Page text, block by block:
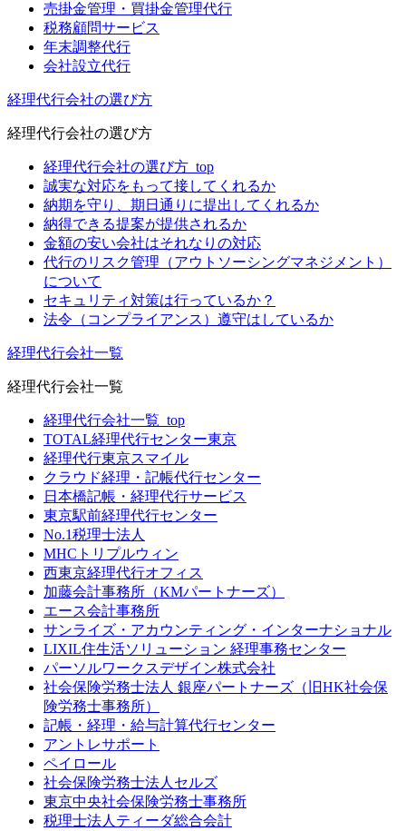
売掛金管理・買掛金管理代行
税務顧問サービス
年末調整代行
会社設立代行
経理代行会社の選び方
経理代行会社の選び方
経理代行会社の選び方_top
誠実な対応をもって接してくれるか
納期を守り、期日通りに提出してくれるか
納得できる提案が提供されるか
金額の安い会社はそれなりの対応
代行のリスク管理（アウトソーシングマネジメント）
について
セキュリティ対策は行っているか？
法令（コンプライアンス）遵守はしているか
経理代行会社一覧
経理代行会社一覧
経理代行会社一覧_top
TOTAL経理代行センター東京
経理代行東京スマイル
クラウド経理・記帳代行センター
日本橋記帳・経理代行サービス
東京駅前経理代行センター
No.1税理士法人
MHCトリプルウィン
西東京経理代行オフィス
加藤会計事務所（KMパートナーズ）
エース会計事務所
サンライズ・アカウンティング・インターナショナル
LIXIL住生活ソリューション 経理事務センター
パーソルワークスデザイン株式会社
社会保険労務士法人 銀座パートナーズ（旧HK社会保
険労務士事務所）
記帳・経理・給与計算代行センター
アントレサポート
ペイロール
社会保険労務士法人セルズ
東京中央社会保険労務士事務所
税理士法人ティーダ総合会計